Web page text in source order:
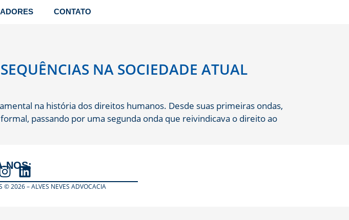
CONTATO
NA SOCIEDADE ATUAL
na história dos direitos humanos. Desde suas primeiras ondas,
passando por uma segunda onda que reivindicava o direito ao
NOS:
© 2026 – ALVES NEVES ADVOCACIA